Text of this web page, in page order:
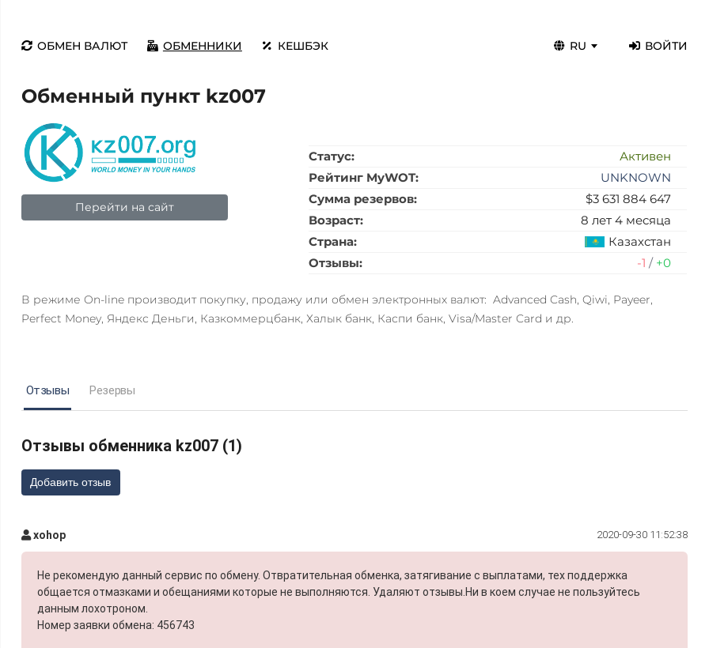
ОБМЕН ВАЛЮТ ОБМЕННИКИ КЕШБЭК RU ВОЙТИ
Обменный пункт kz007
Перейти на сайт
Статус:
Активен
Рейтинг MyWOT:
UNKNOWN
Сумма резервов:
$3 631 884 647
Возраст:
8 лет 4 месяца
Страна:
Казахстан
Отзывы:
-1 / +0
В режиме On-line производит покупку, продажу или обмен электронных валют: Advanced Cash, Qiwi, Payeer,
Perfect Money, Яндекс Деньги, Казкоммерцбанк, Халык банк, Каспи банк, Visa/Master Card и др.
Отзывы Резервы
Отзывы обменника kz007 (1)
Добавить отзыв
xohop 2020-09-30 11:52:38
Не рекомендую данный сервис по обмену. Отвратительная обменка, затягивание с выплатами, тех поддержка
общается отмазками и обещаниями которые не выполняются. Удаляют отзывы.Ни в коем случае не пользуйтесь
данным лохотроном.
Номер заявки обмена: 456743